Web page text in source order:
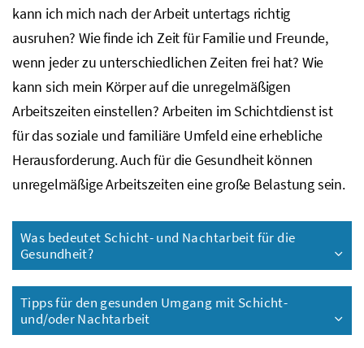
kann ich mich nach der Arbeit untertags richtig
ausruhen? Wie finde ich Zeit für Familie und Freunde,
wenn jeder zu unterschiedlichen Zeiten frei hat? Wie
kann sich mein Körper auf die unregelmäßigen
Arbeitszeiten einstellen? Arbeiten im Schichtdienst ist
für das soziale und familiäre Umfeld eine erhebliche
Herausforderung. Auch für die Gesundheit können
unregelmäßige Arbeitszeiten eine große Belastung sein.
Was bedeutet Schicht- und Nachtarbeit für die
Gesundheit?
Tipps für den gesunden Umgang mit Schicht-
und/oder Nachtarbeit